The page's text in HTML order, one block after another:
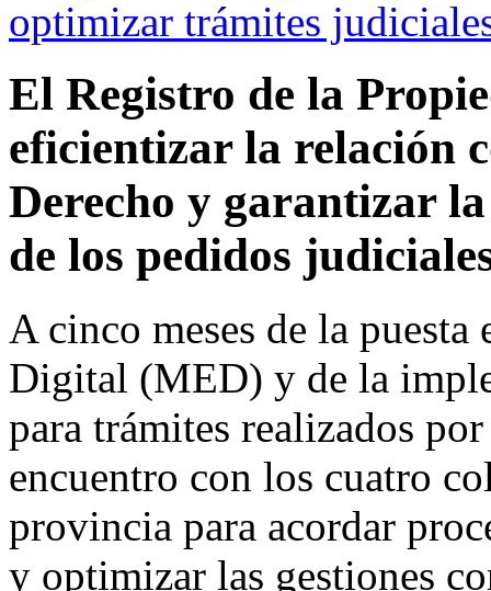
El Registro de la
eficientizar la relación
Derecho y garantizar
de los pedidos
A cinco meses de la puesta
Digital (MED) y de la
para trámites realizados
encuentro con los cuatro
provincia para acordar
y optimizar las gestiones